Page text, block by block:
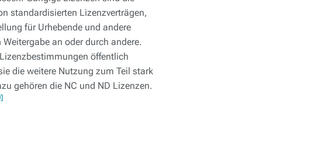
standardisierten Lizenzverträgen,
für Urhebende und andere
an oder durch andere.
öffentlich
die weitere Nutzung zum Teil stark
gehören die NC und ND Lizenzen.